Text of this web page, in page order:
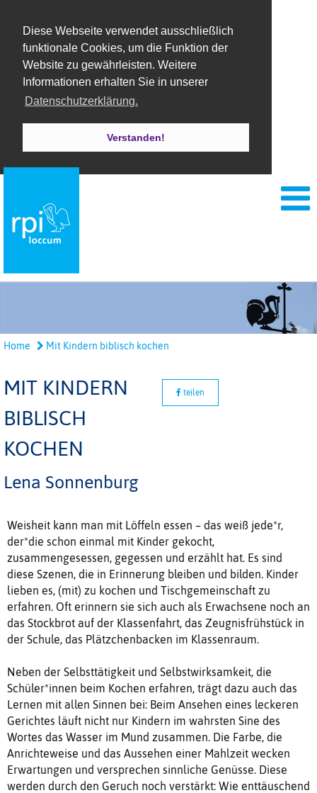
Diese Webseite verwendet ausschließlich
funktionale Cookies, um die Funktion der
Website zu gewährleisten. Weitere
Informationen erhalten Sie in unserer
Datenschutzerklärung.
Verstanden!
Home Mit Kindern biblisch kochen
MIT KINDERN
BIBLISCH
KOCHEN
teilen
Lena Sonnenburg
Weisheit kann man mit Löffeln essen – das weiß jede*r,
der*die schon einmal mit Kinder gekocht,
zusammengesessen, gegessen und erzählt hat. Es sind
diese Szenen, die in Erinnerung bleiben und bilden. Kinder
lieben es, (mit) zu kochen und Tischgemeinschaft zu
erfahren. Oft erinnern sie sich auch als Erwachsene noch an
das Stockbrot auf der Klassenfahrt, das Zeugnisfrühstück in
der Schule, das Plätzchenbacken im Klassenraum.
Neben der Selbsttätigkeit und Selbstwirksamkeit, die
Schüler*innen beim Kochen erfahren, trägt dazu auch das
Lernen mit allen Sinnen bei: Beim Ansehen eines leckeren
Gerichtes läuft nicht nur Kindern im wahrsten Sine des
Wortes das Wasser im Mund zusammen. Die Farbe, die
Anrichteweise und das Aussehen einer Mahlzeit wecken
Erwartungen und versprechen sinnliche Genüsse. Diese
werden durch den Geruch noch verstärkt: Wie enttäuschend